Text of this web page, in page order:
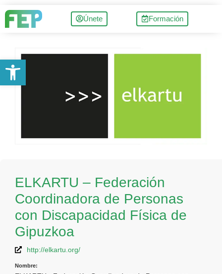
Únete Formación
ELKARTU – Federación
Coordinadora de Personas
con Discapacidad Física de
Gipuzkoa
http://elkartu.org/
Nombre:
Abrir barra de herramientas